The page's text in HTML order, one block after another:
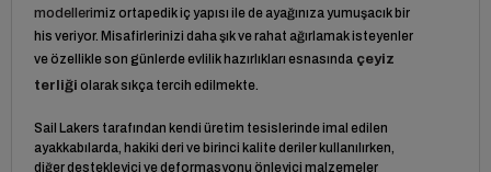
modellerimiz ortapedik iç yapısı ile de ayağınıza yumuşacık bir
his veriyor. Misafirlerinizi daha şık ve rahat ağırlamak isteyenler
ve özellikle son günlerde evlilik hazırlıkları esnasında çeyiz
terliği olarak sıkça tercih edilmekte.
Sail Lakers tarafından kendi üretim tesislerinde imal edilen
ayakkabılarda, hakiki deri ve birinci kalite deriler kullanılırken,
diğer destekleyici ve deformasyonu önleyici malzemeler